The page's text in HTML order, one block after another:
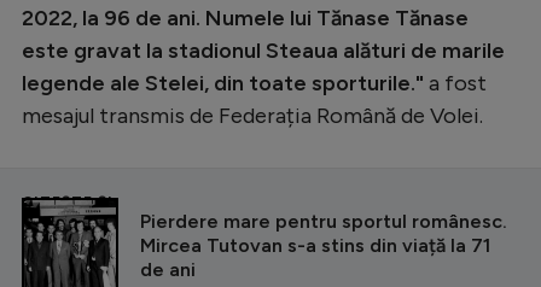
2022, la 96 de ani. Numele lui Tănase Tănase
este gravat la stadionul Steaua alături de marile
legende ale Stelei, din toate sporturile." a fost
mesajul transmis de Federația Română de Volei.
CITEȘTE ȘI
Pierdere mare pentru sportul românesc.
Mircea Tutovan s-a stins din viață la 71
de ani